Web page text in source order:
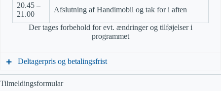
20.45 –
21.00
Afslutning af Handimobil og tak for i aften
Der tages forbehold for evt. ændringer og tilføjelser i
programmet
Deltagerpris og betalingsfrist
Tilmelding senest den 13. oktober 2022 via hjemmesiden.
Tilmeldingsformular